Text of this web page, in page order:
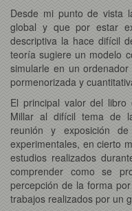
Desde mi punto de vista
global y que por estar
descriptiva la hace difícil
teoría sugiere un modelo
simularle en un
pormenorizada y
El principal valor del
Millar al difícil tema de
reunión y exposición
experimentales, en cierto
estudios realizados
comprender como se
percepción de la forma
trabajos realizados por un